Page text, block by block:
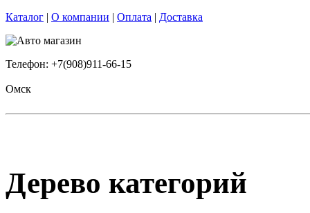
Каталог | О компании | Оплата | Доставка
Телефон: +7(908)911-66-15
Омск
Дерево категорий